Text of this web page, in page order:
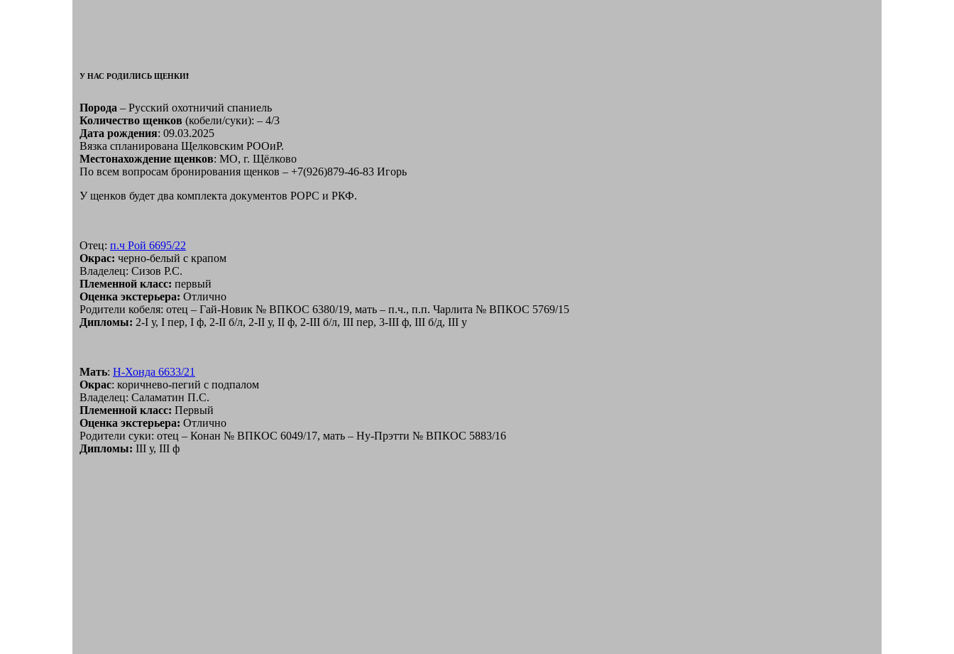
У НАС РОДИЛИСЬ ЩЕНКИ❗️
Порода – Русский охотничий спаниель
Количество щенков (кобели/суки): – 4/3
Дата рождения: 09.03.2025
Вязка спланирована Щелковским РООиР.
Местонахождение щенков: МО, г. Щёлково
По всем вопросам бронирования щенков – +7(926)879-46-83 Игорь
У щенков будет два комплекта документов РОРС и РКФ.
Отец: п.ч Рой 6695/22
Окрас: черно-белый с крапом
Владелец: Сизов Р.С.
Племенной класс: первый
Оценка экстерьера: Отлично
Родители кобеля: отец – Гай-Новик № ВПКОС 6380/19, мать – п.ч., п.п. Чарлита № ВПКОС 5769/15
Дипломы: 2-I у, I пер, I ф, 2-II б/л, 2-II у, II ф, 2-III б/л, III пер, 3-III ф, III б/д, III у
Мать: Н-Хонда 6633/21
Окрас: коричнево-пегий с подпалом
Владелец: Саламатин П.С.
Племенной класс: Первый
Оценка экстерьера: Отлично
Родители суки: отец – Конан № ВПКОС 6049/17, мать – Ну-Прэтти № ВПКОС 5883/16
Дипломы: III у, III ф